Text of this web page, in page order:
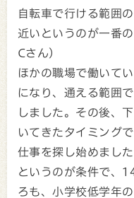
自転車で行ける範囲
近いというのが一番の
Cさん）
ほかの職場で働いて
になり、通える範囲
しました。その後、
いてきたタイミング
仕事を探し始めまし
というのが条件で、
ろも、小学校低学年